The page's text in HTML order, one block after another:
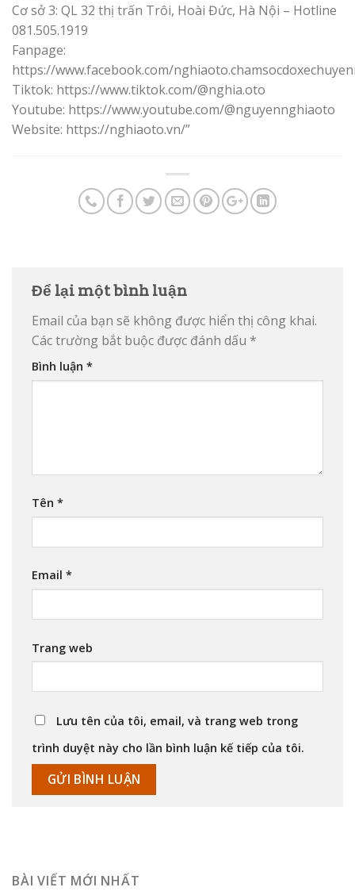
Cơ sở 3: QL 32 thị trấn Trôi, Hoài Đức, Hà Nội – Hotline
081.505.1919
Fanpage:
https://www.facebook.com/
Tiktok: https://www.tiktok.com/@nghia.oto
Youtube: https://www.youtube.com/@nguyennghiaoto
Website: https://nghiaoto.vn/”
Để lại một bình luận
Email của bạn sẽ không được hiển thị công khai.
Các trường bắt buộc được đánh dấu *
Bình luận *
Tên *
Email *
Trang web
Lưu tên của tôi, email, và trang web trong
trình duyệt này cho lần bình luận kế tiếp của tôi.
BÀI VIẾT MỚI NHẤT